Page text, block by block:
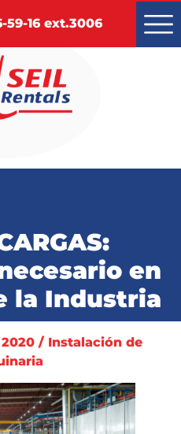
59-16 ext.3006
en
la Industria
/ Instalación de